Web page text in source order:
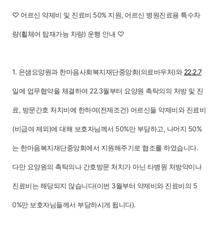
♡ 어르신 약제비 및 진료비 50% 지원, 어르신 병원진료용 특수차
량(휠체어 탑재가능 차량) 운행 안내 ♡
1. 은샘요양원과 한마음사회복지재단중앙회(의료바우처)와 22.2.7
일에 업무협약을 체결하여 22.3월부터 요양원 촉탁의의 처방 및 진
료, 방문간호 처치비에 한하여(전제조건) 어르신들 약제비와 진료비
(비급여 제외)에 대해 보호자님께서 50%만 부담하고, 나머지 50%
는 한마음복지재단중앙회에서 지원해주기로 협조를 하였습니다.
다만 요양원의 촉탁의나 간호방문 처치가 아닌 타병원 처방약이나
진료비는 해당되지 않습니다(이번 3월부터 약제비와 진료비의 5
0%만 보호자님들께서 부담하시게 됩니다).